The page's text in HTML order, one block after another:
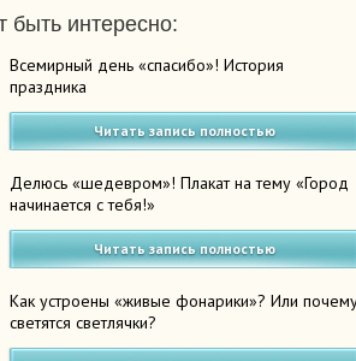
быть интересно:
Всемирный день «спасибо»! История
праздника
Читать запись полностью
Делюсь «шедевром»! Плакат на тему «Город
начинается с тебя!»
Читать запись полностью
Как устроены «живые фонарики»? Или
светятся светлячки?